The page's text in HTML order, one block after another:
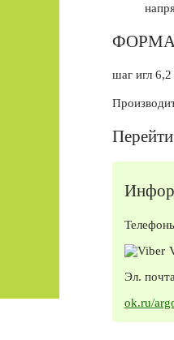
шаг игл
Эл.
ok.ru/